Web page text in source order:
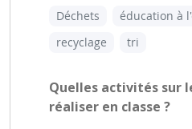
Déchets
éducation à
recyclage
tri
Quelles activités sur
réaliser en classe ?